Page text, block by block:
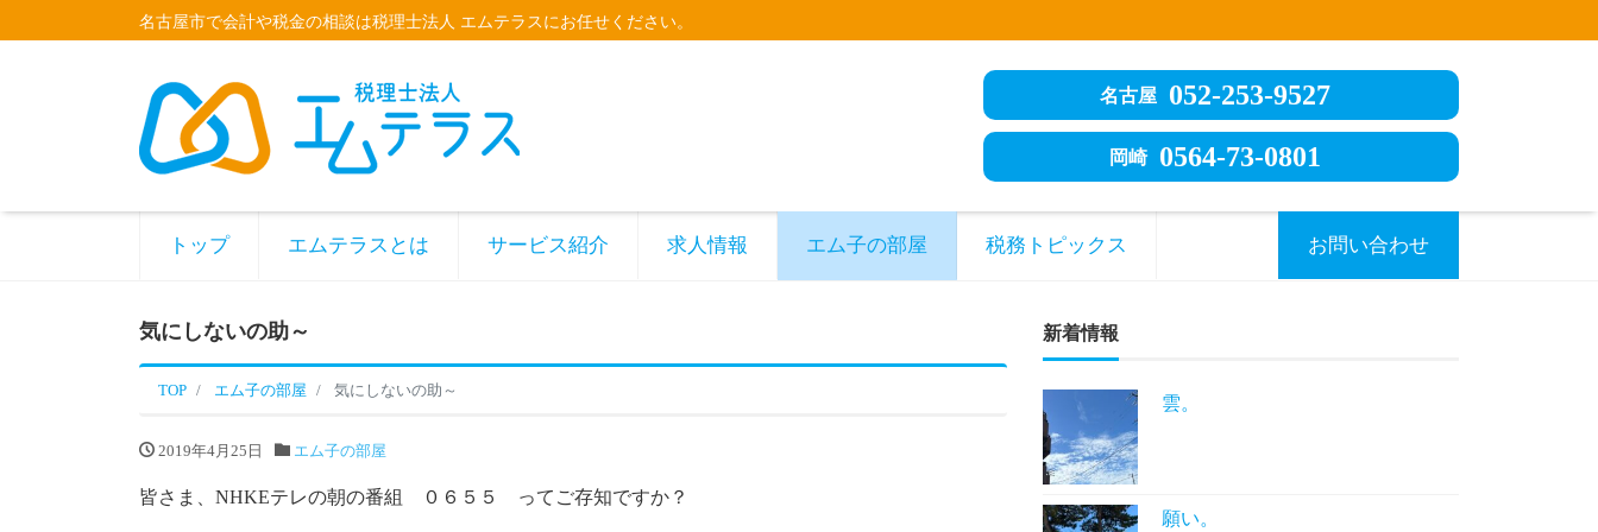
名古屋市で会計や税金の相談は税理士法人 エムテラスにお任せください。
名古屋 052-253-9527
岡崎 0564-73-0801
トップ エムテラスとは サービス紹介 求人情報 エム子の部屋 税務トピックス お問い合わせ
気にしないの助～
TOP エム子の部屋 気にしないの助～
2019年4月25日 エム子の部屋
皆さま、NHKEテレの朝の番組 ０６５５ ってご存知ですか？
新着情報
雲。
願い。